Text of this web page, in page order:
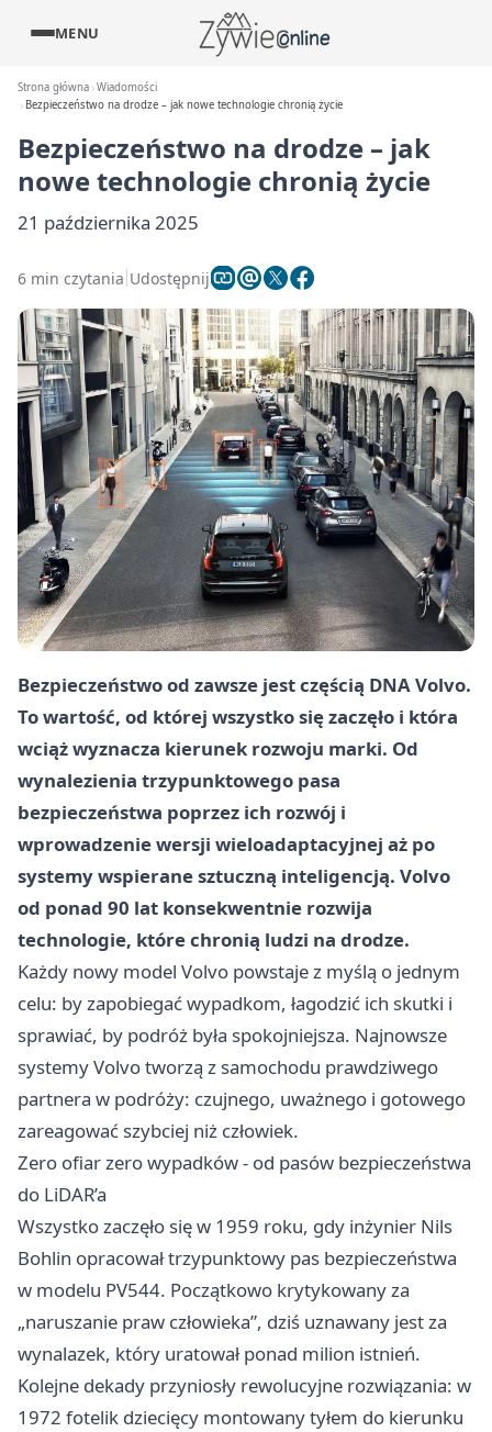
MENU
Strona główna Wiadomości
Bezpieczeństwo na drodze – jak nowe technologie chronią życie
Bezpieczeństwo na drodze – jak
nowe technologie chronią życie
21 października 2025
6 min czytania Udostępnij
Bezpieczeństwo od zawsze jest częścią DNA Volvo.
To wartość, od której wszystko się zaczęło i która
wciąż wyznacza kierunek rozwoju marki. Od
wynalezienia trzypunktowego pasa
bezpieczeństwa poprzez ich rozwój i
wprowadzenie wersji wieloadaptacyjnej aż po
systemy wspierane sztuczną inteligencją. Volvo
od ponad 90 lat konsekwentnie rozwija
technologie, które chronią ludzi na drodze.
Każdy nowy model Volvo powstaje z myślą o jednym
celu: by zapobiegać wypadkom, łagodzić ich skutki i
sprawiać, by podróż była spokojniejsza. Najnowsze
systemy Volvo tworzą z samochodu prawdziwego
partnera w podróży: czujnego, uważnego i gotowego
zareagować szybciej niż człowiek.
Zero ofiar zero wypadków - od pasów bezpieczeństwa
do LiDAR’a
Wszystko zaczęło się w 1959 roku, gdy inżynier Nils
Bohlin opracował trzypunktowy pas bezpieczeństwa
w modelu PV544. Początkowo krytykowany za
„naruszanie praw człowieka”, dziś uznawany jest za
wynalazek, który uratował ponad milion istnień.
Kolejne dekady przyniosły rewolucyjne rozwiązania: w
1972 fotelik dziecięcy montowany tyłem do kierunku